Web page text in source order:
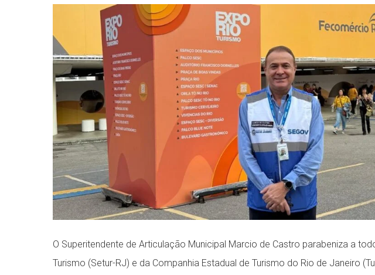
Pressione Enter para pesquisar ou ESC para fechar
O Superitendente de Articulação Municipal Marcio de Castro parabeniza a
Turismo (Setur-RJ) e da Companhia Estadual de Turismo do Rio de Janeiro